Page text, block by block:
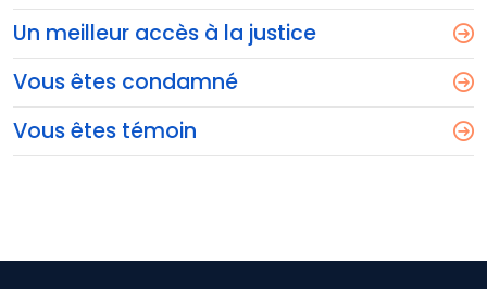
Un meilleur accès à la justice
Vous êtes condamné
Vous êtes témoin